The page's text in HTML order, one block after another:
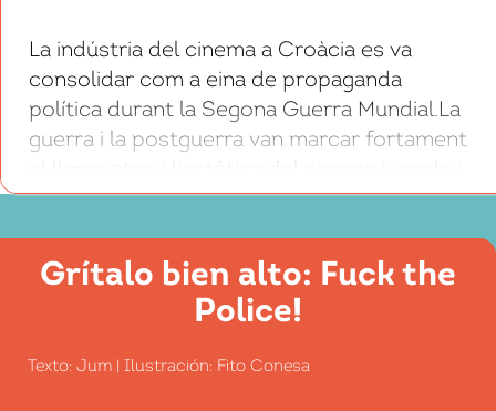
La indústria del cinema a Croàcia es va
consolidar com a eina de propaganda
política durant la Segona Guerra Mundial.La
guerra i la postguerra van marcar fortament
el llenguatge i l’estètica del cinema iugoslau
i les insistents narratives èpiques sobre la
nous temes i gèneres que van començar a
[…]
Grítalo bien alto: Fuck the
Police!
Texto: Jum | Ilustración: Fito Conesa